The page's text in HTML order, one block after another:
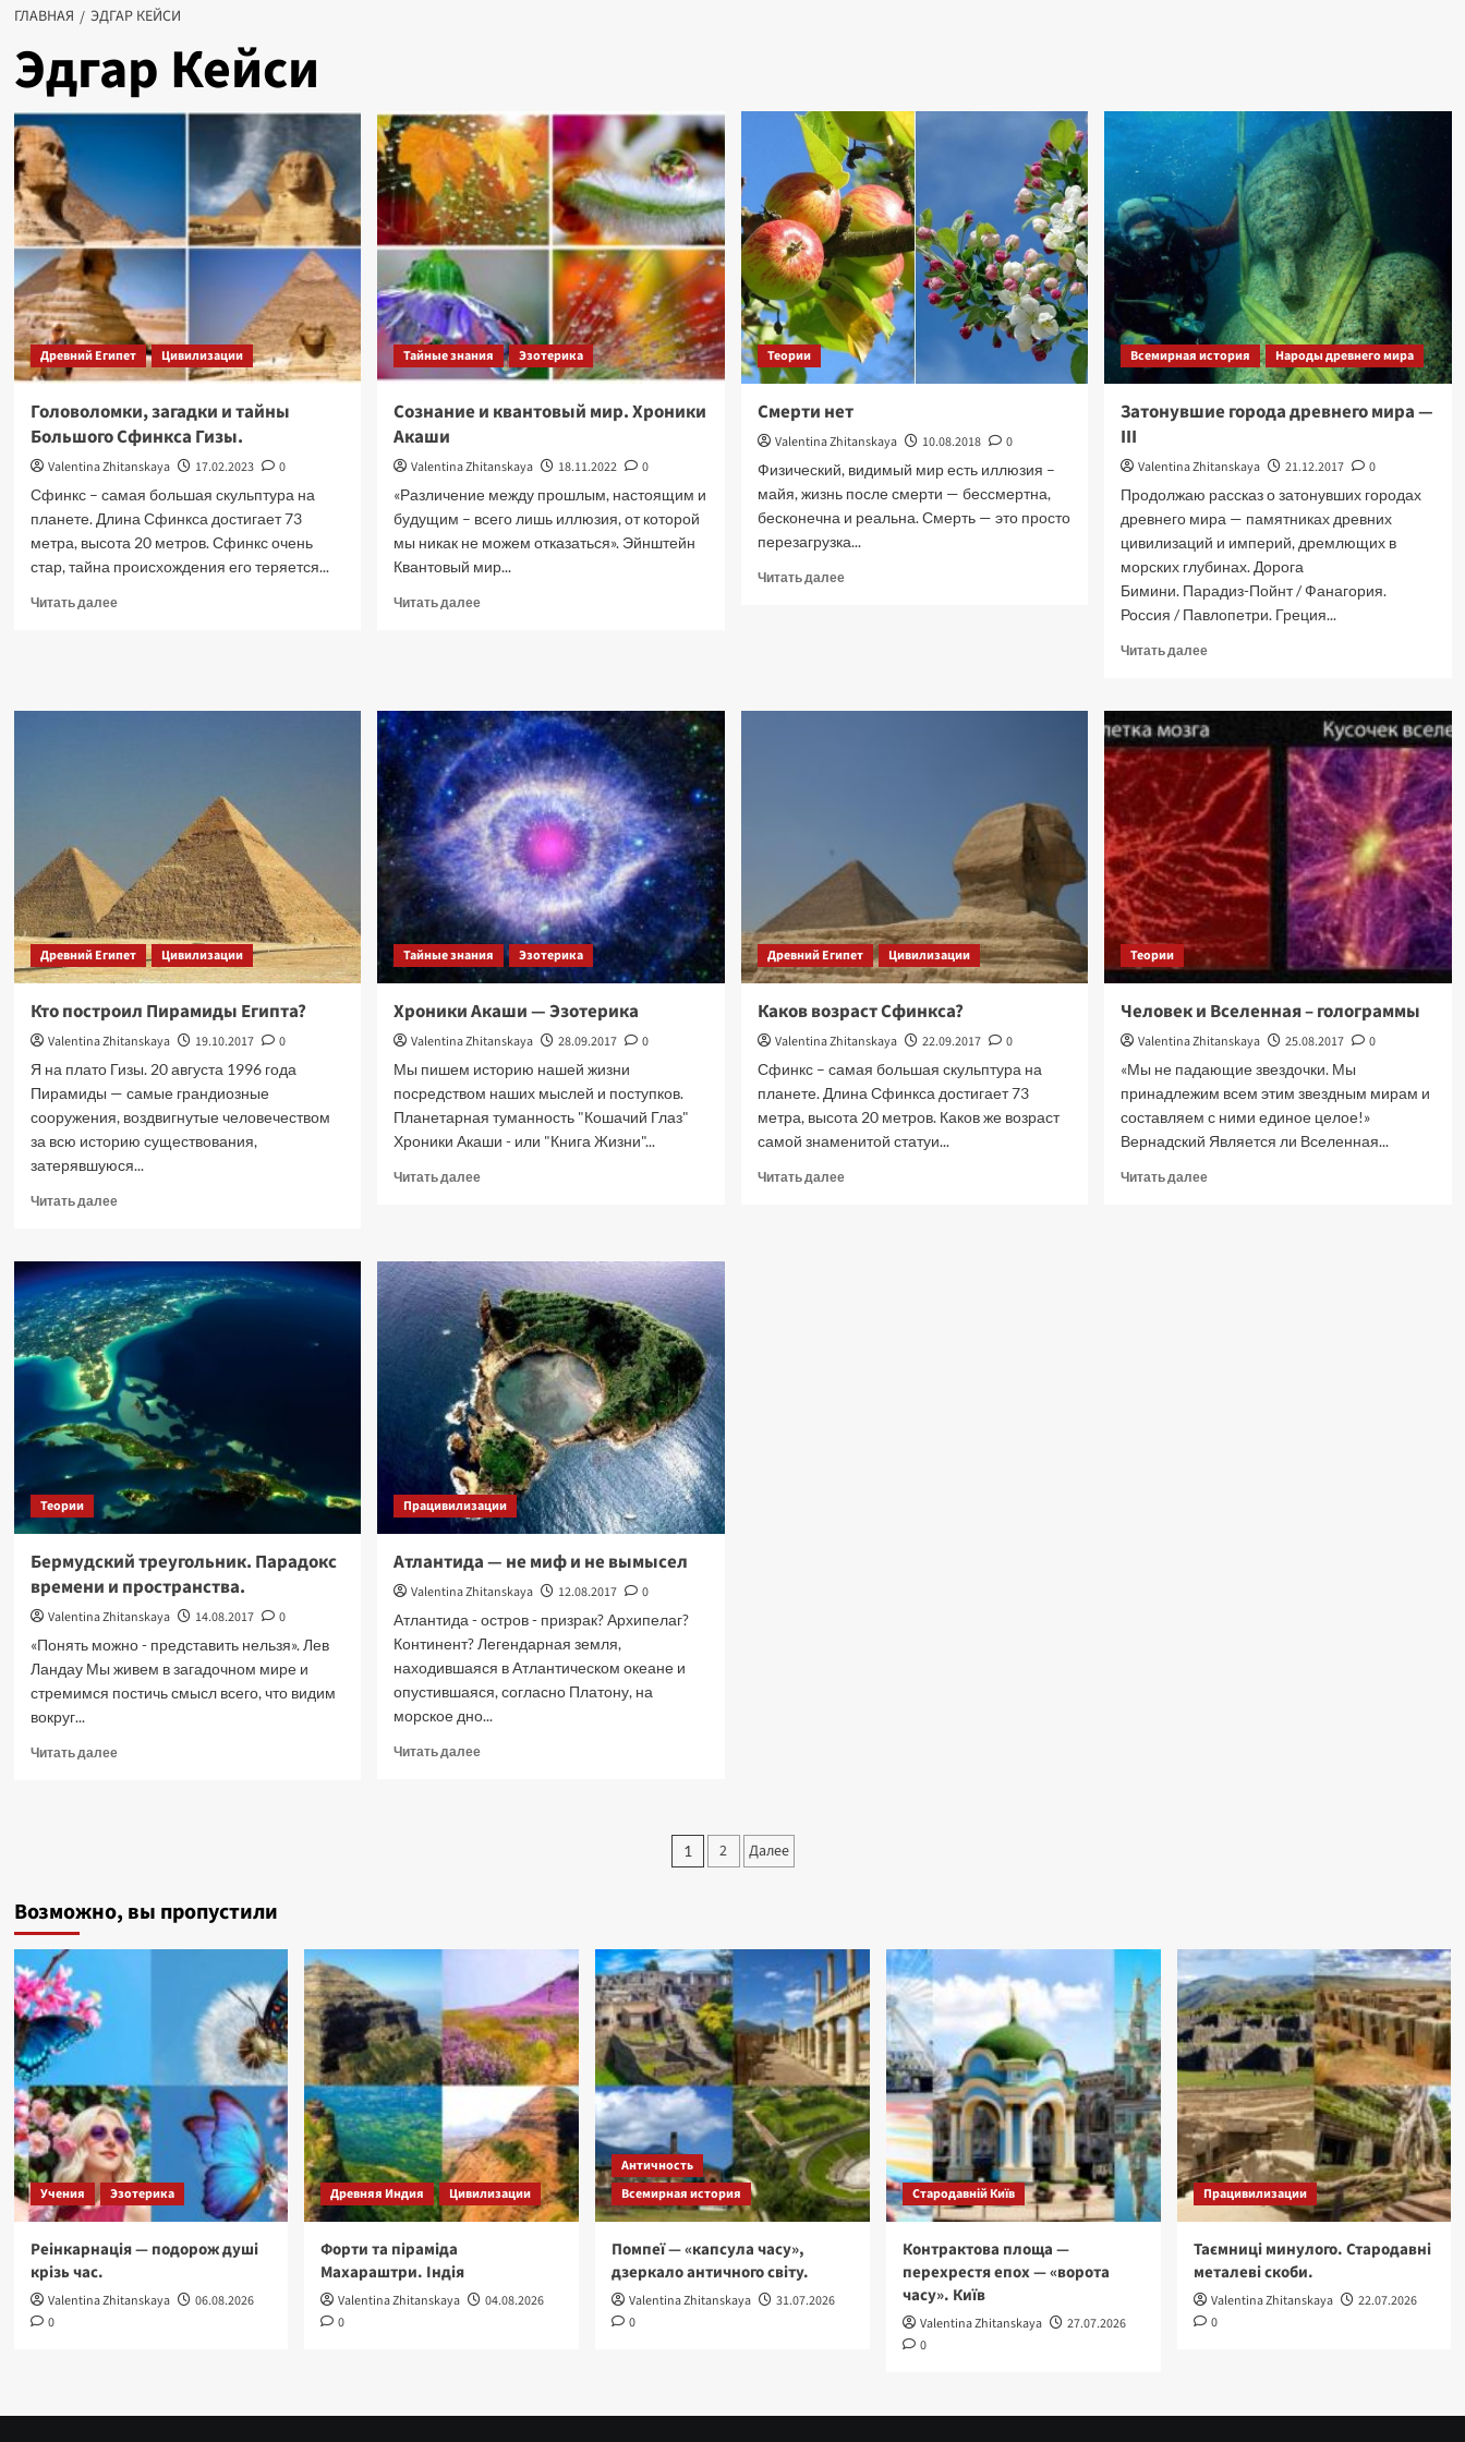
ГЛАВНАЯ ЭДГАР КЕЙСИ
Эдгар Кейси
Древний Египет Цивилизации
Головоломки, загадки и тайны
Большого Сфинкса Гизы.
Valentina Zhitanskaya 17.02.2023
0
Сфинкс – самая большая скульптура на
планете. Длина Сфинкса достигает 73
метра, высота 20 метров. Сфинкс очень
стар, тайна происхождения его теряется...
Читать далееПрочитать
Тайные знания Эзотерика
Сознание и квантовый мир. Хроники
Акаши
Valentina Zhitanskaya 18.11.2022
0
«Различение между прошлым, настоящим и
будущим – всего лишь иллюзия, от которой
мы никак не можем отказаться». Эйнштейн
Квантовый мир...
Читать далееПрочитать
мир.
Хроники
Акаши
Теории
Смерти нет
Valentina Zhitanskaya 10.08.2018
0
Физический, видимый мир есть иллюзия –
майя, жизнь после смерти — бессмертна,
бесконечна и реальна. Смерть — это просто
перезагрузка...
Читать далееПрочитать
Всемирная история Народы древнего мира
Затонувшие города древнего мира —
III
Valentina Zhitanskaya 21.12.2017
0
Продолжаю рассказ о затонувших городах
древнего мира — памятниках древних
цивилизаций и империй, дремлющих в
морских глубинах. Дорога
Бимини. Парадиз-Пойнт / Фанагория.
Россия / Павлопетри. Греция...
Читать далееПрочитать
Затонувшие
города
древнего
мира
—
III
Древний Египет Цивилизации
Кто построил Пирамиды Египта?
Valentina Zhitanskaya 19.10.2017
0
Я на плато Гизы. 20 августа 1996 года
Пирамиды — самые грандиозные
сооружения, воздвигнутые человечеством
за всю историю существования,
затерявшуюся...
Читать далееПрочитать
Кто
построил
Пирамиды
Египта?
Тайные знания Эзотерика
Хроники Акаши — Эзотерика
Valentina Zhitanskaya 28.09.2017
0
Мы пишем историю нашей жизни
посредством наших мыслей и поступков.
Планетарная туманность "Кошачий Глаз"
Хроники Акаши - или "Книга Жизни"...
Читать далееПрочитать
—
Эзотерика
Древний Египет Цивилизации
Каков возраст Сфинкса?
Valentina Zhitanskaya 22.09.2017
0
Сфинкс – самая большая скульптура на
планете. Длина Сфинкса достигает 73
метра, высота 20 метров. Каков же возраст
самой знаменитой статуи...
Читать далееПрочитать
Теории
Человек и Вселенная – голограммы
Valentina Zhitanskaya 25.08.2017
0
«Мы не падающие звездочки. Мы
принадлежим всем этим звездным мирам и
составляем с ними единое целое!»
Вернадский Является ли Вселенная...
Читать далееПрочитать
Теории
Бермудский треугольник. Парадокс
времени и пространства.
Valentina Zhitanskaya 14.08.2017
0
«Понять можно - представить нельзя». Лев
Ландау Мы живем в загадочном мире и
стремимся постичь смысл всего, что видим
вокруг...
Читать далееПрочитать
пространства.
Працивилизации
Атлантида — не миф и не вымысел
Valentina Zhitanskaya 12.08.2017
0
Атлантида - остров - призрак? Архипелаг?
Континент? Легендарная земля,
находившаяся в Атлантическом океане и
опустившаяся, согласно Платону, на
морское дно...
Читать далееПрочитать
Пагинация
1 2 Далее
Возможно, вы пропустили
Учения Эзотерика
Реінкарнація — подорож душі
крізь час.
Valentina Zhitanskaya
06.08.2026
0
Древняя Индия Цивилизации
Форти та піраміда
Махараштри. Індія
Valentina Zhitanskaya
04.08.2026
0
Античность
Всемирная история
Помпеї — «капсула часу»,
дзеркало античного світу.
Valentina Zhitanskaya
31.07.2026
0
Стародавній Київ
Контрактова площа —
перехрестя епох — «ворота
часу». Київ
Valentina Zhitanskaya
27.07.2026
0
Працивилизации
Таємниці минулого. Стародавні
металеві скоби.
Valentina Zhitanskaya
22.07.2026
0